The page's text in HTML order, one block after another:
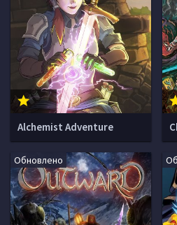
Alchemist Adventure
Обновлено